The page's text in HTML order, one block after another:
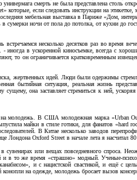
смерть не была представлена столь
если следовать инструкции на этикетке,
мебельная выставка в Париже «Дом,
ночи от пола до потолка, от кухни до
несколько десятков раз во время
в ускоренной киносъемке, всегда с
то он ограничивается кратковременным
жертвенных идей. Люди были одержимы
бытийная ситуация, реальная жизнь
она заставляет стремиться к ней,
молодежь. В США молодежная марка «Urban
майки в стиле готики, для фанатов «hard
В Китае несколько заводов
Oxford Street в начале лета я насчитал
или вещах повседневного спроса.
то же время «страшно» модный. Ученые-
и с нацистской свастикой, и ещё
на одежде, молодежь бросает вызов